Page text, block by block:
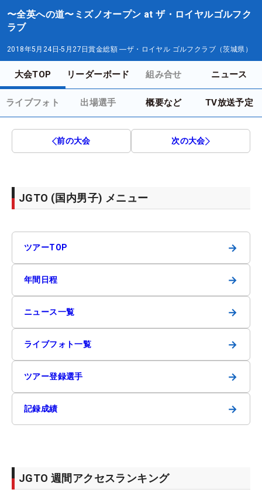
〜全英への道〜ミズノオープン at ザ・ロイヤルゴルフク
ラブ
2018年5月24日-5月27日賞金総額 ―ザ・ロイヤル ゴルフクラブ（茨城県）
大会TOP リーダーボード 組み合せ ニュース
ライブフォト 出場選手 概要など TV放送予定
前の大会 次の大会
JGTO (国内男子) メニュー
ツアーTOP →
年間日程 →
ニュース一覧 →
ライブフォト一覧 →
ツアー登録選手 →
記録成績 →
JGTO 週間アクセスランキング